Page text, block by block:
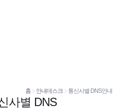
홈 안내데스크 통신사별 DNS안내
사별 DNS